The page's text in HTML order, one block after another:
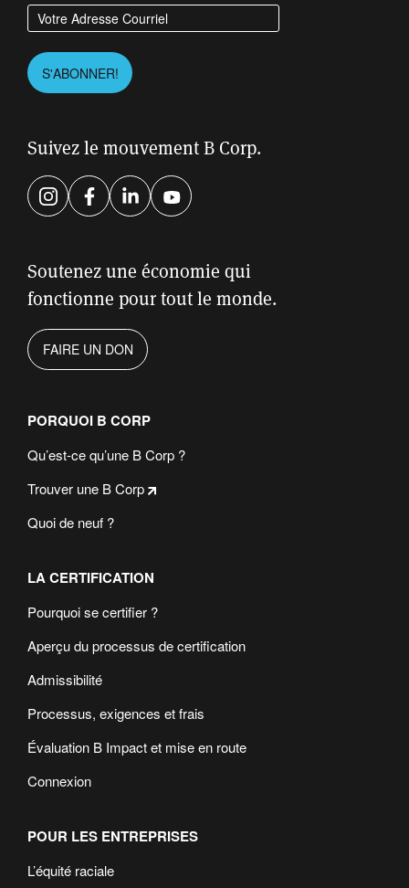
Entrez votre adresse courriel
Please leave this field empty.
S'ABONNER!
Suivez le mouvement B Corp.
InstagramFacebook
LinkedInYouTube
Soutenez une économie qui
fonctionne pour tout le monde.
FAIRE UN DON
PORQUOI B CORP
Qu’est-ce qu’une B Corp ?
Trouver une B Corp
Quoi de neuf ?
LA CERTIFICATION
Pourquoi se certifier ?
Aperçu du processus de certification
Admissibilité
Processus, exigences et frais
Évaluation B Impact et mise en route
Connexion
POUR LES ENTREPRISES
L’équité raciale